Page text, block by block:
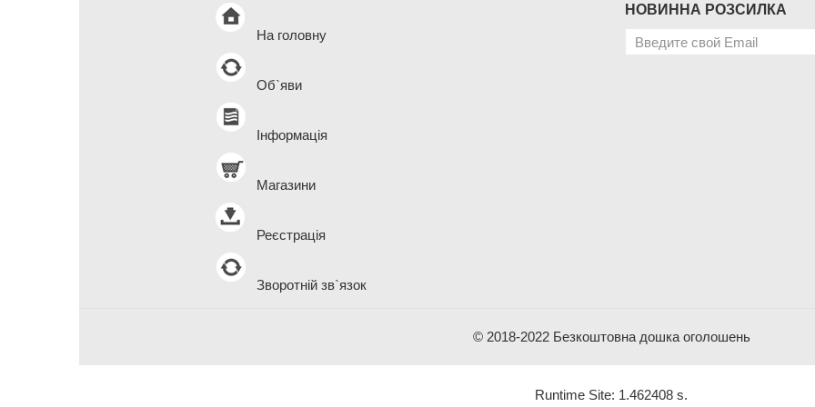
На головну
Об`яви
Інформація
Магазини
Реєстрація
Зворотній зв`язок
НОВИННА РОЗСИЛКА
© 2018-2022 Безкоштовна дошка оголошень
Runtime Site: 1.462408 s.